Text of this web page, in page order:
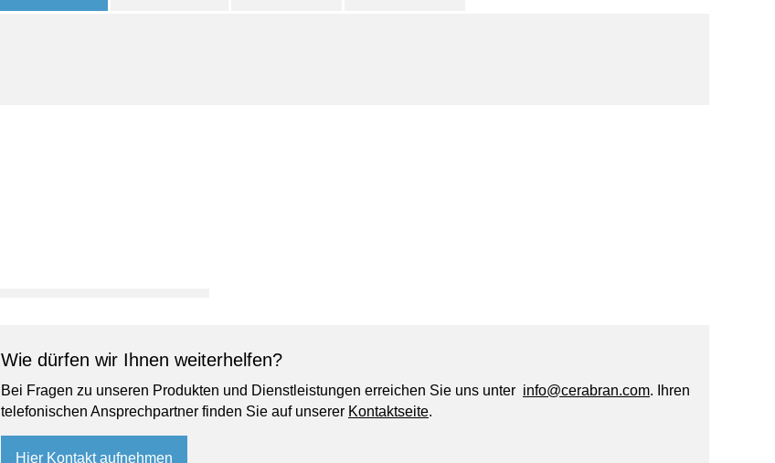
Wie dürfen wir Ihnen weiterhelfen?
Bei Fragen zu unseren Produkten und Dienstleistungen erreichen Sie uns unter info@cerabran.com. Ihren
telefonischen Ansprechpartner finden Sie auf unserer Kontaktseite.
Hier Kontakt aufnehmen